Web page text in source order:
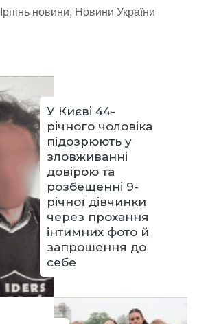
Ірпінь новини, Новини України
У Києві 44-
річного чоловіка
підозрюють у
зловживанні
довірою та
розбещенні 9-
річної дівчинки
через прохання
інтимних фото й
запрошення до
себе